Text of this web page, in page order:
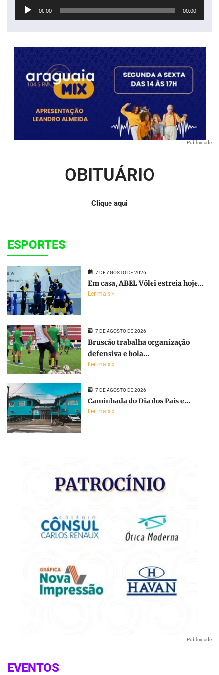
Tocador
00:00 00:00
Publicidade
OBITUÁRIO
Clique aqui
ESPORTES
7 DE AGOSTO DE 2026
Em casa, ABEL Vôlei estreia hoje...
Ler mais »
7 DE AGOSTO DE 2026
Bruscão trabalha organização
defensiva e bola...
Ler mais »
7 DE AGOSTO DE 2026
Caminhada do Dia dos Pais e...
Ler mais »
Publicidade
EVENTOS